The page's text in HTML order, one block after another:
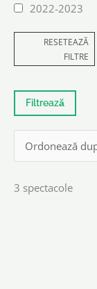
2022-2023
RESETEAZĂ
FILTRE
3 spectacole